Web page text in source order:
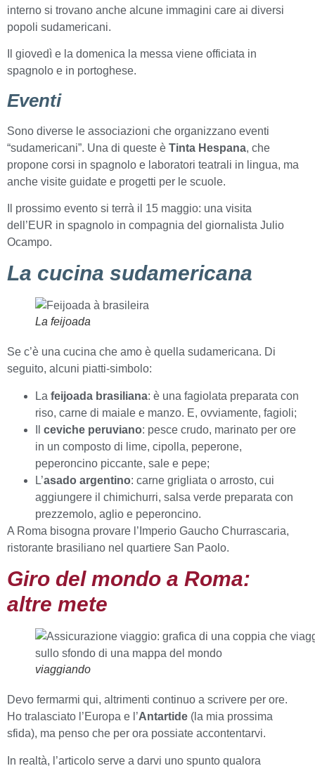
interno si trovano anche alcune immagini care ai diversi
popoli sudamericani.
Il giovedì e la domenica la messa viene officiata in
spagnolo e in portoghese.
Eventi
Sono diverse le associazioni che organizzano eventi
“sudamericani”. Una di queste è Tinta Hespana, che
propone corsi in spagnolo e laboratori teatrali in lingua, ma
anche visite guidate e progetti per le scuole.
Il prossimo evento si terrà il 15 maggio: una visita
dell’EUR in spagnolo in compagnia del giornalista Julio
Ocampo.
La cucina sudamericana
La feijoada
Se c’è una cucina che amo è quella sudamericana. Di
seguito, alcuni piatti-simbolo:
La feijoada brasiliana: è una fagiolata preparata con
riso, carne di maiale e manzo. E, ovviamente, fagioli;
ceviche peruviano: pesce crudo, marinato per ore
in un composto di lime, cipolla, peperone,
peperoncino piccante, sale e pepe;
L’asado argentino: carne grigliata o arrosto, cui
aggiungere il chimichurri, salsa verde preparata con
prezzemolo, aglio e peperoncino.
A Roma bisogna provare l’Imperio Gaucho Churrascaria,
ristorante brasiliano nel quartiere San Paolo.
Giro del mondo a Roma:
altre mete
viaggiando
Devo fermarmi qui, altrimenti continuo a scrivere per ore.
Ho tralasciato l’Europa e l’Antartide (la mia prossima
sfida), ma penso che per ora possiate accontentarvi.
In realtà, l’articolo serve a darvi uno spunto qualora